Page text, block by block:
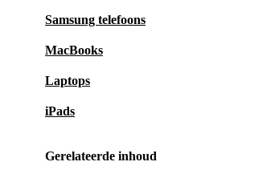
Samsung telefoons
MacBooks
Laptops
iPads
Gerelateerde inhoud